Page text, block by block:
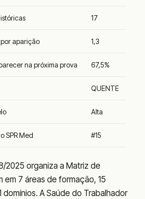
17
aparição 1,3
na próxima prova 67,5%
QUENTE
Alta
SPR Med #15
2025 organiza a Matriz de
em 7 áreas de formação, 15
A Saúde do Trabalhador